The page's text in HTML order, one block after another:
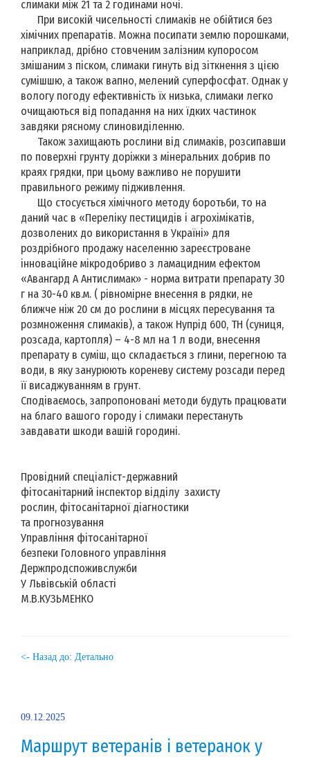
слимаки між 21 та 2 годинами ночі.
При високій чисельності слимаків не обійтися без
хімічних препаратів. Можна посипати землю порошками,
наприклад, дрібно стовченим залізним купоросом
змішаним з піском, слимаки гинуть від зіткнення з цією
сумішшю, а також вапно, мелений суперфосфат. Однак у
вологу погоду ефективність їх низька, слимаки легко
очищаються від попадання на них їдких частинок
завдяки рясному слиновиділенню.
Також захищають рослини від слимаків, розсипавши
по поверхні грунту доріжки з мінеральних добрив по
краях грядки, при цьому важливо не порушити
правильного режиму підживлення.
Що стосується хімічного методу боротьби, то на
даний час в «Переліку пестицидів і агрохімікатів,
дозволених до використання в Україні» для
роздрібного продажу населенню зареєстроване
інноваційне мікродобриво з ламацидним ефектом
«Авангард А Антислимак» - норма витрати препарату 30
г на 30-40 кв.м. ( рівномірне внесення в рядки, не
ближче ніж 20 см до рослини в місцях пересування та
розмноження слимаків), а також Нупрід 600, ТН (суниця,
розсада, картопля) – 4-8 мл на 1 л води, внесення
препарату в суміш, що складається з глини, перегною та
води, в яку занурюють кореневу систему розсади перед
її висаджуванням в грунт.
Сподіваємось, запропоновані методи будуть працювати
на благо вашого городу і слимаки перестануть
завдавати шкоди вашій городині.
Провідний спеціаліст-державний
фітосанітарний інспектор відділу захисту
рослин, фітосанітарної діагностики
та прогнозування
Управління фітосанітарної
безпеки Головного управління
Держпродспоживслужби
У Львівській області
М.В.КУЗЬМЕНКО
<- Назад до: Детально
09.12.2025
Маршрут ветеранів і ветеранок у